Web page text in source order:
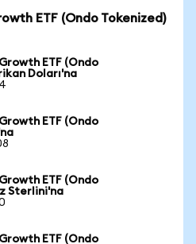
ETF (Ondo Tokenized)
ETF (Ondo
Doları'na
ETF (Ondo
ETF (Ondo
Sterlini'na
ETF (Ondo